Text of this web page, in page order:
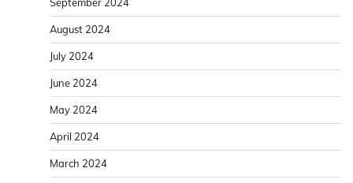
September 2024
August 2024
July 2024
June 2024
May 2024
April 2024
March 2024